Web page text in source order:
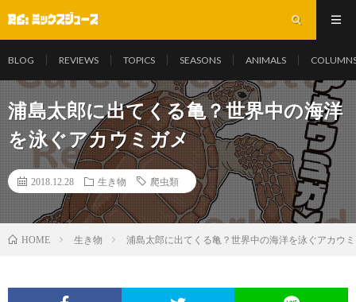
BLOG REVIEWS TOPICS SEASONS ANIMALS
浦島太郎に出てくる亀？世界中の海洋
を泳ぐアカウミガメ
2018.12.28 生き物 爬虫類
HOME 生き物 浦島太郎に出てくる亀？世界中の海洋を泳ぐアカウ